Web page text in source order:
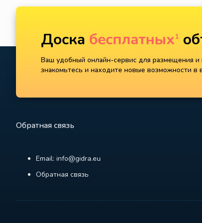
Доска бесплатных1
Ваш удобный онлайн-сервис для размещения и
знакомьтесь и находите новые возможности
Обратная связь
Email: info@gidra.eu
Обратная связь